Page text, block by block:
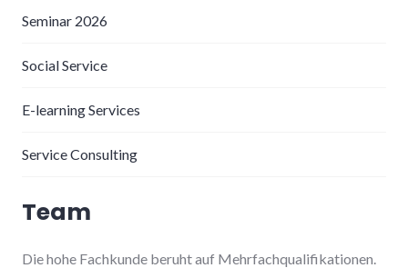
Seminar 2026
Social Service
E-learning Services
Service Consulting
Team
Die hohe Fachkunde beruht auf Mehrfachqualifikationen.